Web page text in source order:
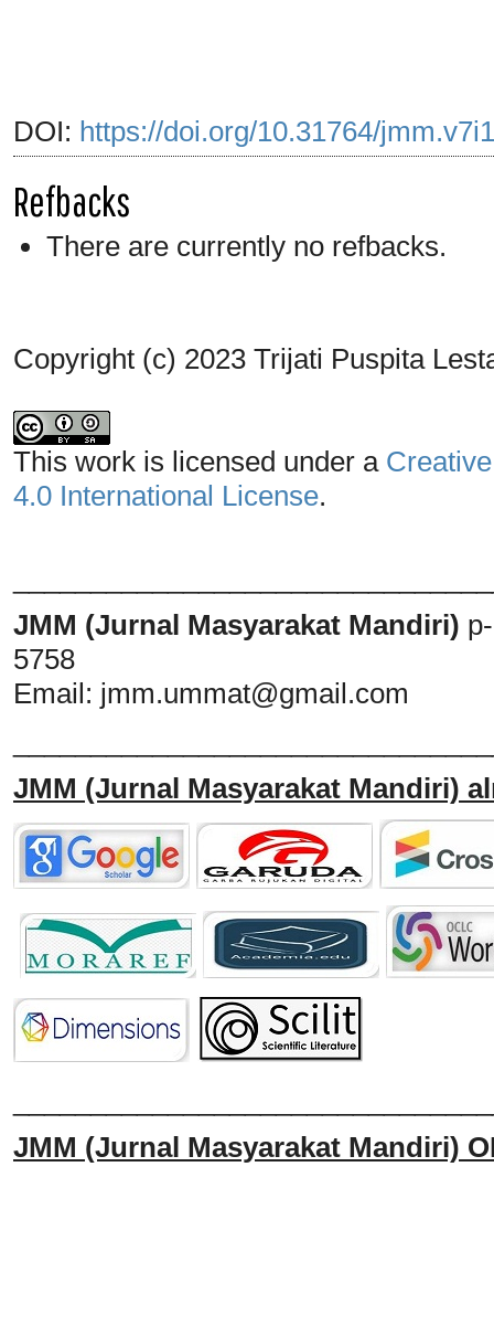
DOI: https://doi.org/10.31764/
Refbacks
There are currently no refbacks.
Copyright (c) 2023 Trijati Puspita
This work is licensed under a
4.0 International License.
JMM (Jurnal Masyarakat Mandiri)
5758
Email: jmm.ummat@gmail.com
JMM (Jurnal Masyarakat Mandiri)
JMM (Jurnal Masyarakat Mandiri)